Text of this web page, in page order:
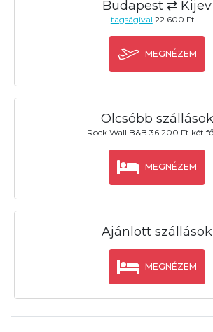
Budapest ⇄ Kijev
tagságival 22.600 Ft !
MEGNÉZEM
Olcsóbb szállások
Rock Wall B&B 36.200 Ft két
MEGNÉZEM
Ajánlott szállások
MEGNÉZEM